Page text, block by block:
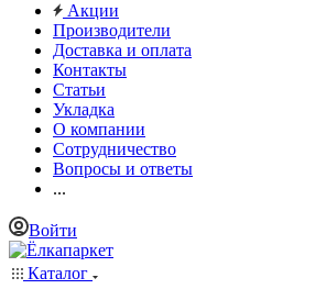
Акции
Производители
Доставка и оплата
Контакты
Статьи
Укладка
О компании
Сотрудничество
Вопросы и ответы
...
Войти
Каталог